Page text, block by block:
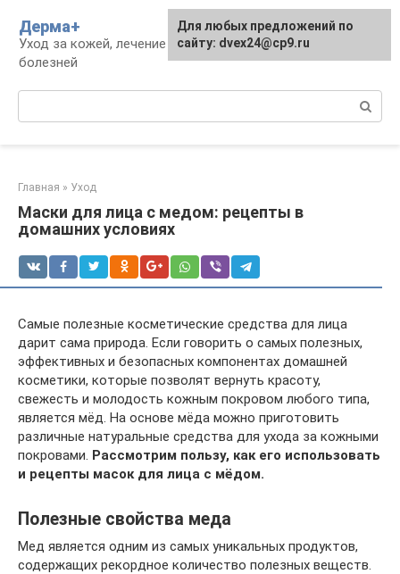
контенту
Дерма+
Уход за кожей, лечение дерматологических
болезней
Главная » Уход
Маски для лица с медом: рецепты в
домашних условиях
Самые полезные косметические средства для лица
дарит сама природа. Если говорить о самых полезных,
эффективных и безопасных компонентах домашней
косметики, которые позволят вернуть красоту,
свежесть и молодость кожным покровом любого типа,
является мёд. На основе мёда можно приготовить
различные натуральные средства для ухода за кожными
покровами. Рассмотрим пользу, как его использовать
и рецепты масок для лица с мёдом.
Полезные свойства меда
Мед является одним из самых уникальных продуктов,
содержащих рекордное количество полезных веществ.
Для любых предложений по
сайту: dvex24@cp9.ru